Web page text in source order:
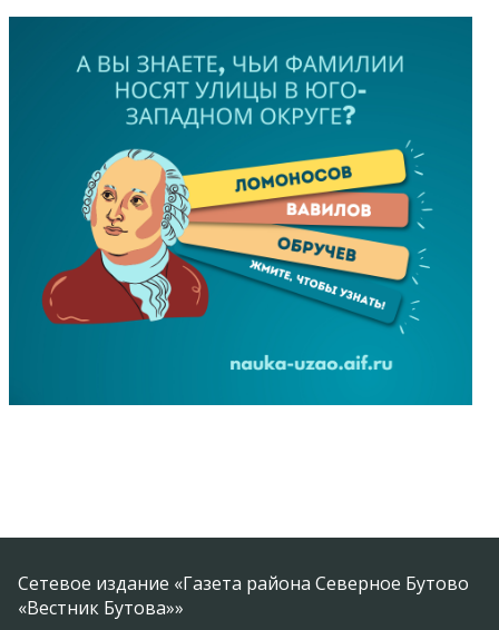
Сетевое издание «Газета района Северное Бутово
«Вестник Бутова»»